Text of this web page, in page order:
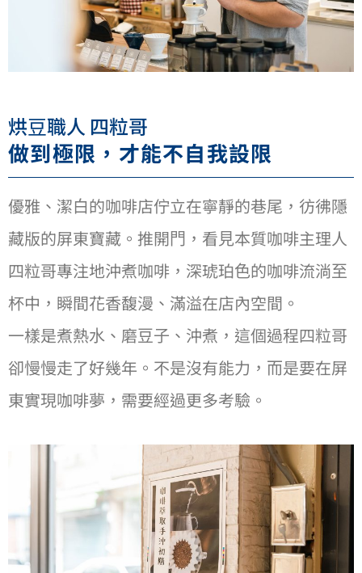
烘⾖職⼈ 四粒哥
做到極限，才能不⾃我設限
優雅、潔⽩的咖啡店佇立在寧靜的巷尾，彷彿隱
藏版的屏東寶藏。推開⾨，看⾒本質咖啡主理⼈
四粒哥專注地沖煮咖啡，深琥珀⾊的咖啡流淌⾄
杯中，瞬間花香馥漫、滿溢在店內空間。
⼀樣是煮熱⽔、磨⾖⼦、沖煮，這個過程四粒哥
卻慢慢走了好幾年。不是沒有能⼒，⽽是要在屏
東實現咖啡夢，需要經過更多考驗。